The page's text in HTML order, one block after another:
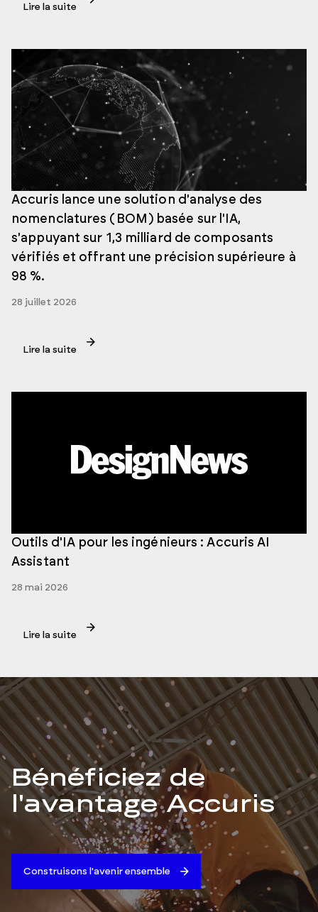
Lire la suite
Accuris lance une solution d'analyse des
nomenclatures (BOM) basée sur l'IA,
s'appuyant sur 1,3 milliard de composants
vérifiés et offrant une précision supérieure à
98 %.
28 juillet 2026
Lire la suite
Outils d'IA pour les ingénieurs : Accuris AI
Assistant
28 mai 2026
Lire la suite
Bénéficiez de
l'avantage Accuris
Construisons l'avenir ensemble